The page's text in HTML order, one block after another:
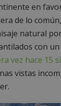
en
de lo
natural
con
vez hace 15
vistas